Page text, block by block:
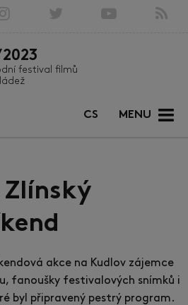
festival filmů
MENU
CS
Zlínský
akce na Kudlov zájemce
fanoušky festivalových snímků i
byl připravený pestrý program.